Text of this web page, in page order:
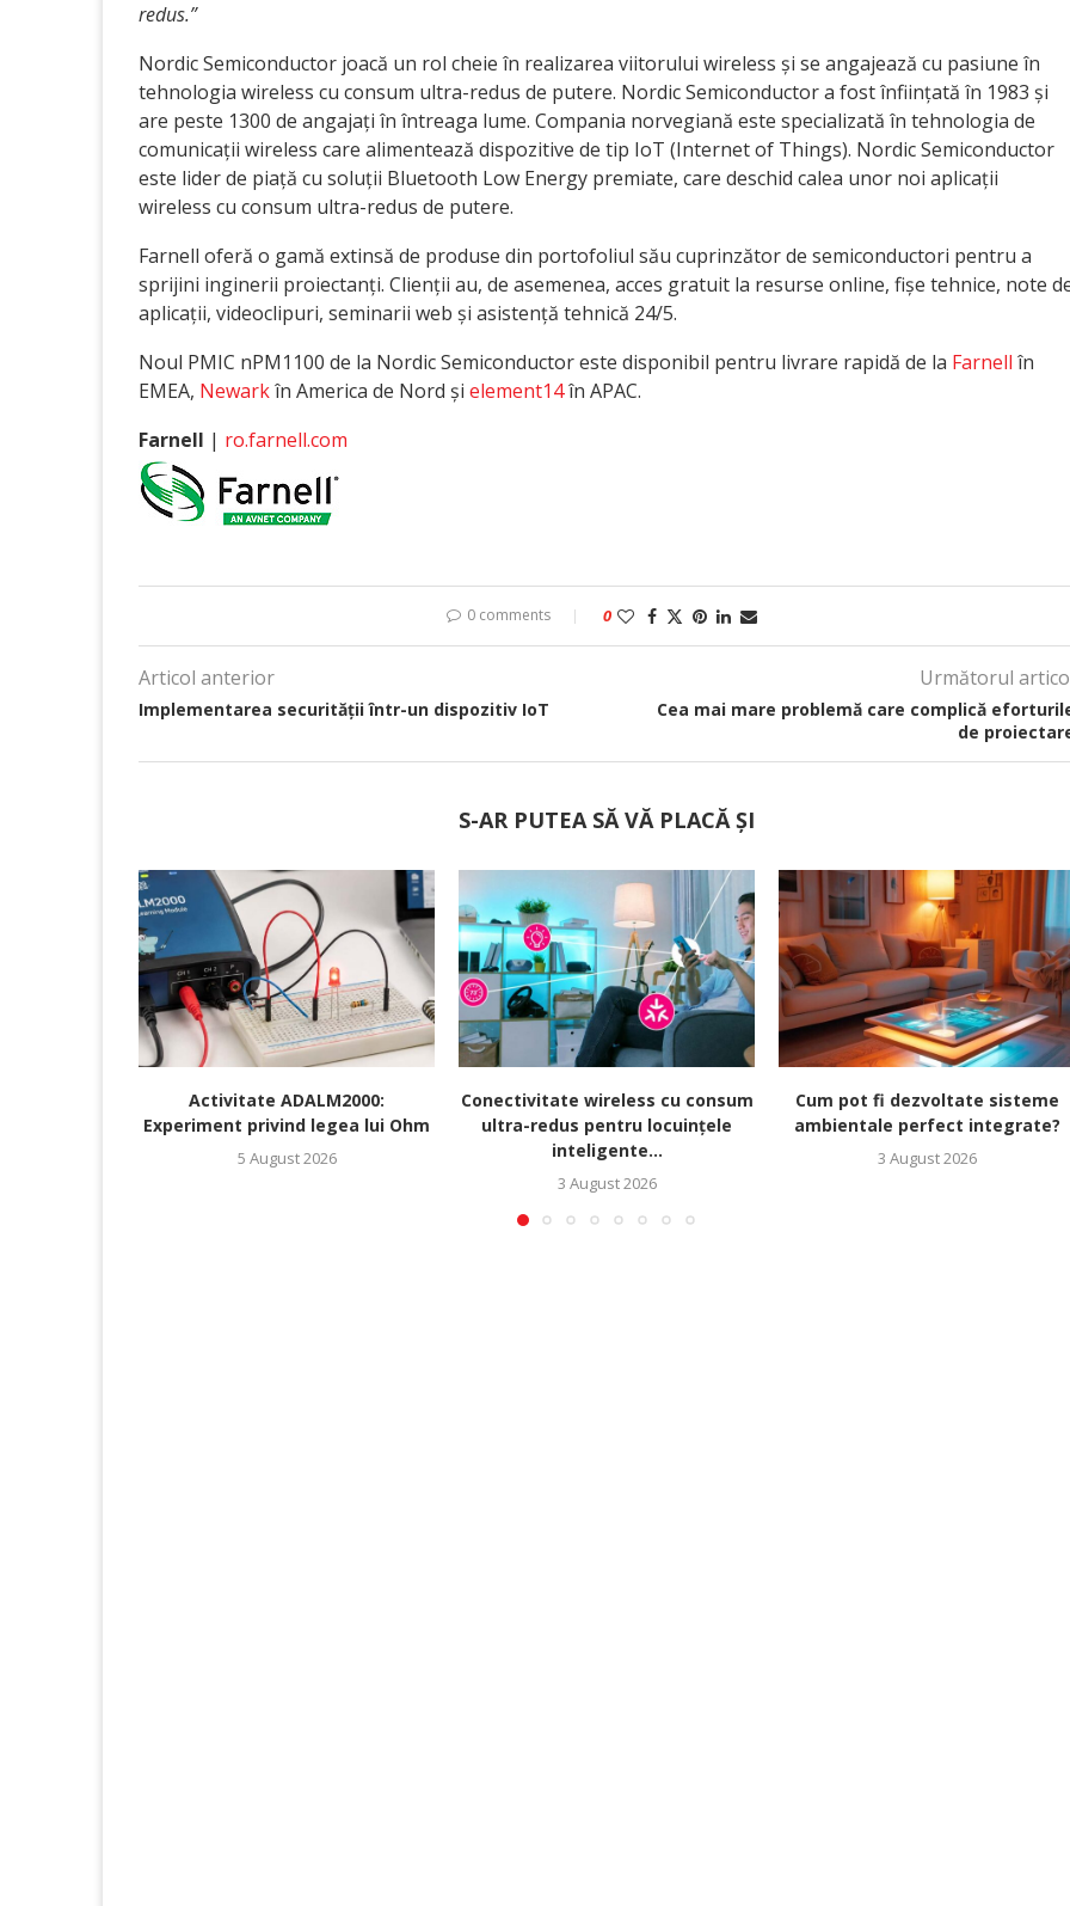
redus.”
Nordic Semiconductor joacă un rol cheie în realizarea viitorului wireless și se angajează cu pasiune în
tehnologia wireless cu consum ultra-redus de putere. Nordic Semiconductor a fost înființată în 1983 și
are peste 1300 de angajați în întreaga lume. Compania norvegiană este specializată în tehnologia de
comunicații wireless care alimentează dispozitive de tip IoT (Internet of Things). Nordic Semiconductor
este lider de piață cu soluții Bluetooth Low Energy premiate, care deschid calea unor noi aplicații
wireless cu consum ultra-redus de putere.
Farnell oferă o gamă extinsă de produse din portofoliul său cuprinzător de semiconductori pentru a
sprijini inginerii proiectanți. Clienții au, de asemenea, acces gratuit la resurse online, fișe tehnice, note
aplicații, videoclipuri, seminarii web și asistență tehnică 24/5.
Noul PMIC nPM1100 de la Nordic Semiconductor este disponibil pentru livrare rapidă de la Farnell în
EMEA, Newarkîn America de Nord și element14în APAC.
Farnell | ro.farnell.com
0 comments 0
Articol anterior
Implementarea securității într-un dispozitiv IoT
Următorul
Cea mai mare problemă care complică
de
S-AR PUTEA SĂ VĂ PLACĂ ȘI
Activitate ADALM2000:
Experiment privind legea lui Ohm
5 August 2026
Conectivitate wireless cu consum
ultra-redus pentru locuințele
inteligente...
3 August 2026
Cum pot fi dezvoltate sisteme
ambientale perfect integrate?
3 August 2026